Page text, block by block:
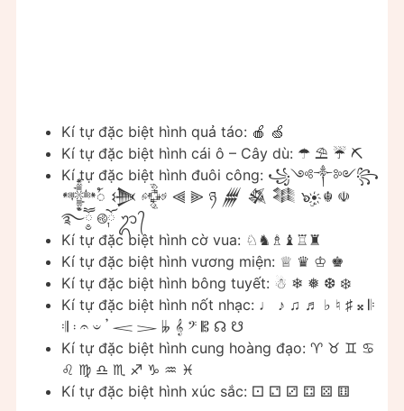
Kí tự đặc biệt hình quả táo: 🍎 🍏
Kí tự đặc biệt hình cái ô – Cây dù: ☂ ⛱ ☔ ⛏
Kí tự đặc biệt hình đuôi công: ꧁༺༒༻꧂
𒀱ꪳ 𒋨 𒅒 ⫷ ⫸ ཉ 𒁂 𒈒 𒈞 ๖ۣ•҉ ☬ ☫
࿐ཽ༵ ࿋ོ༙ ᬊ ᭄
Kí tự đặc biệt hình cờ vua: ♘♞♗♝♖♜
Kí tự đặc biệt hình vương miện: ♕ ♛ ♔ ♚
Kí tự đặc biệt hình bông tuyết: ☃ ❄ ❅ ❆ ❄️
Kí tự đặc biệt hình nốt nhạc: ♩ ♪ ♫ ♬ ♭ ♮ ♯ 𝄪 𝄆
𝄇 𝄈 𝄐 𝄑 𝄒 𝆒 𝆓 𝄫 𝄞 𝄢 𝄡 ☊ ☋
Kí tự đặc biệt hình cung hoàng đạo: ♈ ♉ ♊ ♋
♌ ♍ ♎ ♏ ♐ ♑ ♒ ♓
Kí tự đặc biệt hình xúc sắc: ⚀ ⚁ ⚂ ⚃ ⚄ ⚅